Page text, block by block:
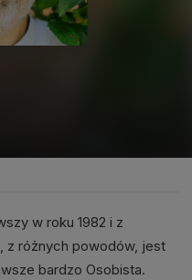
w roku 1982 i z
z różnych powodów, jest
bardzo Osobista.